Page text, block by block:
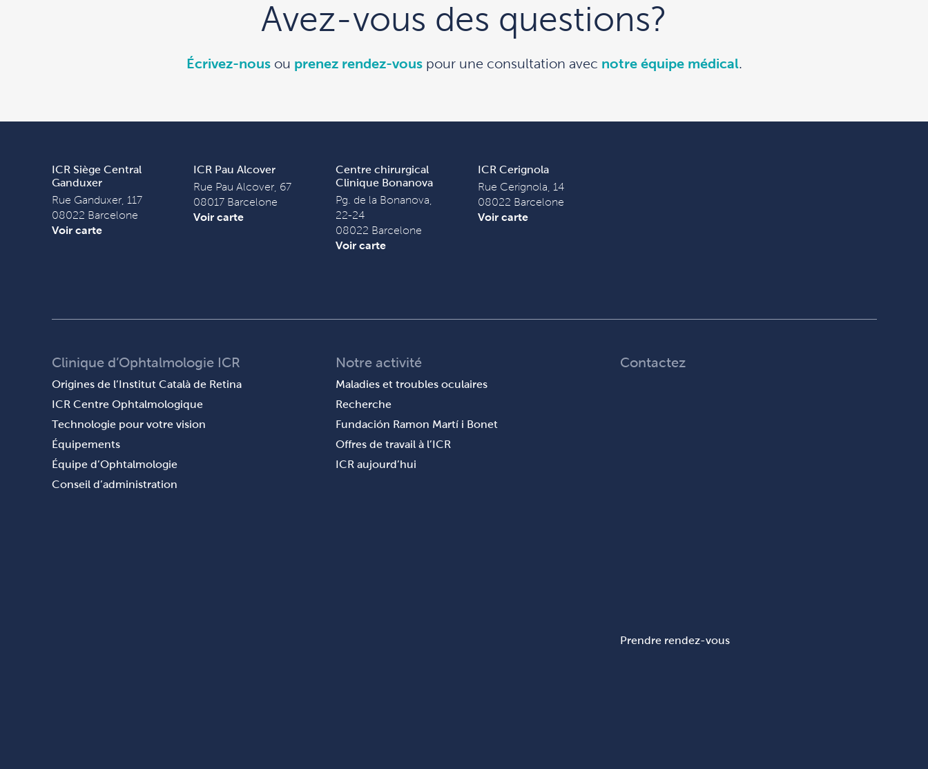
Avez-vous des questions?
Écrivez-nousou prenez rendez-vouspour une consultation avec notre équipe médical.
ICR Siège Central
Ganduxer
Rue Ganduxer, 117
08022 Barcelone
Voir carte
ICR Pau Alcover
Rue Pau Alcover, 67
08017 Barcelone
Voir carte
Centre chirurgical
Clinique Bonanova
Pg. de la Bonanova,
22-24
08022 Barcelone
Voir carte
ICR Cerignola
Rue Cerignola, 14
08022 Barcelone
Voir carte
Clinique d’Ophtalmologie ICR
Origines de l’Institut Català de Retina
ICR Centre Ophtalmologique
Technologie pour votre vision
Équipements
Équipe d’Ophtalmologie
Conseil d’administration
Notre activité
Maladies et troubles oculaires
Recherche
Fundación Ramon Martí i Bonet
Offres de travail à l’ICR
ICR aujourd’hui
Contactez
Prendre rendez-vous